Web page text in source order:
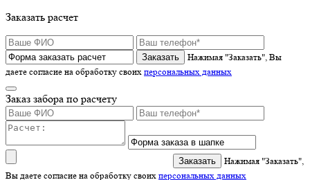
Заказать расчет
Нажимая "Заказать", Вы
даете согласие на обработку своих персональных данных
Заказ забора по расчету
Нажимая "Заказать",
Вы даете согласие на обработку своих персональных данных